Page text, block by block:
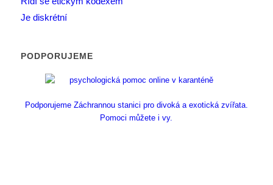
Je diskrétní
PODPORUJEME
Podporujeme Záchrannou stanici pro divoká a exotická zvířata.
Pomoci můžete i vy.